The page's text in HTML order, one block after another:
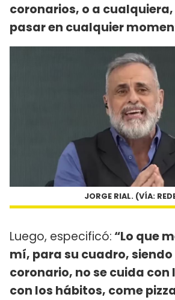
coronarios, o a
pasar en cualquier
JORGE RIAL. (VÍA:
Luego, especificó: “Lo que
mí, para su cuadro, siendo
coronario, no se cuida
con los hábitos, come